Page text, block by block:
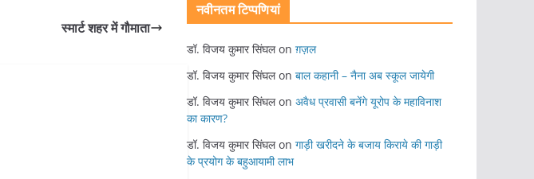
स्मार्ट शहर में गौमाता
नवीनतम टिप्पणियां
डॉ. विजय कुमार सिंघलon ग़ज़ल
डॉ. विजय कुमार सिंघलon बाल कहानी – नैना अब स्कूल जायेगी
डॉ. विजय कुमार सिंघलon अवैध प्रवासी बनेंगे यूरोप के महाविनाश
का कारण?
डॉ. विजय कुमार सिंघलon गाड़ी खरीदने के बजाय किराये की गाड़ी
के प्रयोग के बहुआयामी लाभ